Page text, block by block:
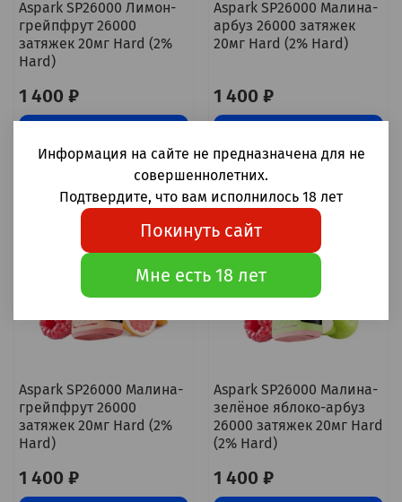
Aspark SP26000 Лимон-
грейпфрут 26000
затяжек 20мг Hard (2%
Hard)
1 400 ₽
Aspark SP26000 Малина-
арбуз 26000 затяжек
20мг Hard (2% Hard)
1 400 ₽
Aspark SP26000 Малина-
грейпфрут 26000
затяжек 20мг Hard (2%
Hard)
1 400 ₽
Aspark SP26000 Малина-
зелёное яблоко-арбуз
26000 затяжек 20мг Hard
(2% Hard)
1 400 ₽
Информация на сайте не предназначена для не
совершеннолетних.
Подтвердите, что вам исполнилось 18 лет
Покинуть сайт
Мне есть 18 лет